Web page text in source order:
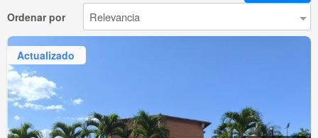
Ordenar por
Actualizado